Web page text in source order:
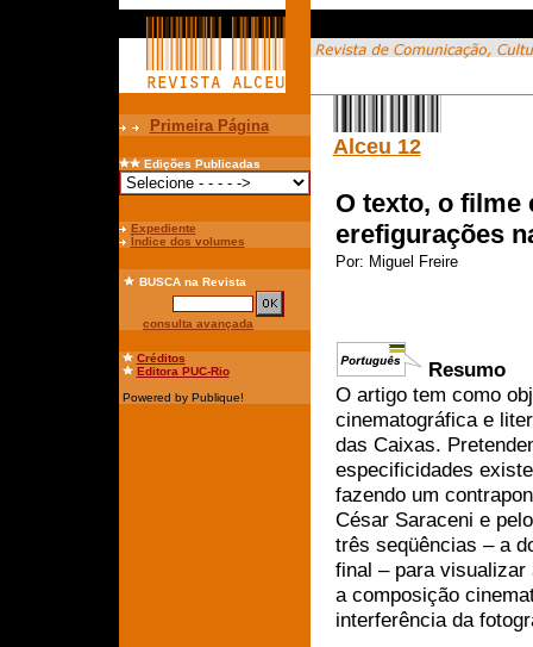
Primeira Página
Edições Publicadas
Expediente
Índice dos volumes
BUSCAna Revista
consulta avançada
Créditos
Editora PUC-Rio
Powered by Publique!
Alceu 12
O texto, o filme
erefigurações
Por: Miguel Freire
Resumo
O artigo tem como
cinematográfica e
das Caixas.
especificidades
fazendo um
César Saraceni e
três seqüências – a
final – para
a composição
interferência da